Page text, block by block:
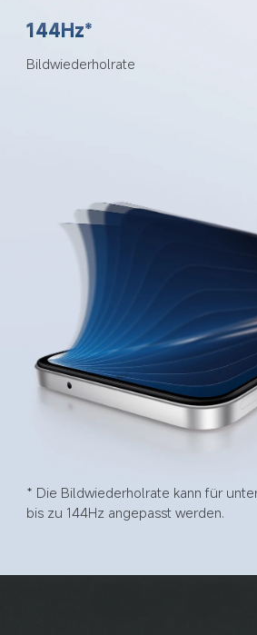
144Hz*
Bildwiederholrate
* Die Bildwiederholrate kann für
bis zu 144Hz angepasst werden.